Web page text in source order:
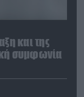
και της
συμφωνία